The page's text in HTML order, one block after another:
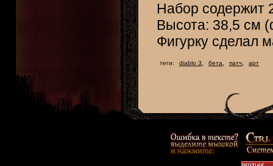
Набор содержит
Высота: 38,5 см
Фигурку сделал
теги: diablo 3, бета, патч, арт